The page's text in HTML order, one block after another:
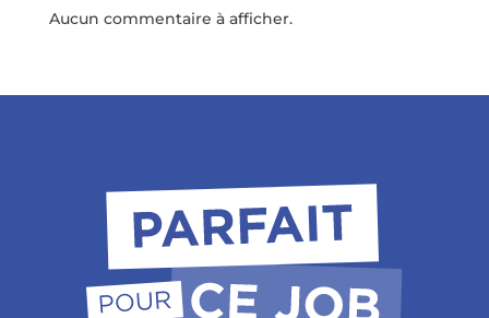
Aucun commentaire à afficher.